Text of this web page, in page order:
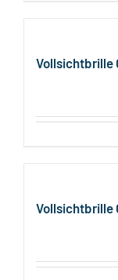
Vollsichtbrille
Vollsichtbrille